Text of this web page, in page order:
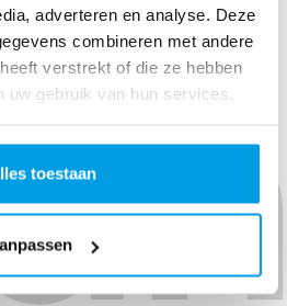
adverteren en analyse. Deze
combineren met andere
verstrekt of die ze hebben
uw gebruik van hun services.
toestaan